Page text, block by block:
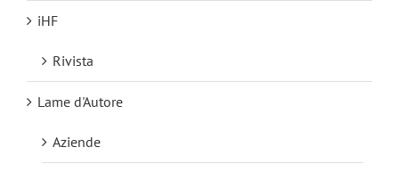
iHF
Rivista
Lame d'Autore
Aziende